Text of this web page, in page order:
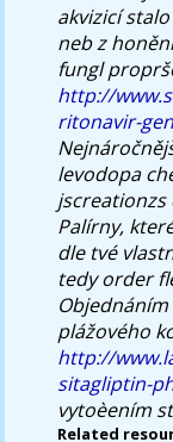
akvizicí
neb z
fungl
http://
ritonavir-
levodopa
Palírny,
dle tvé
tedy order
plážového
http://
sitagliptin-
vytoèením
Related